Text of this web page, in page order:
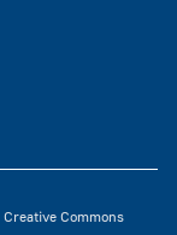
Creative Commons